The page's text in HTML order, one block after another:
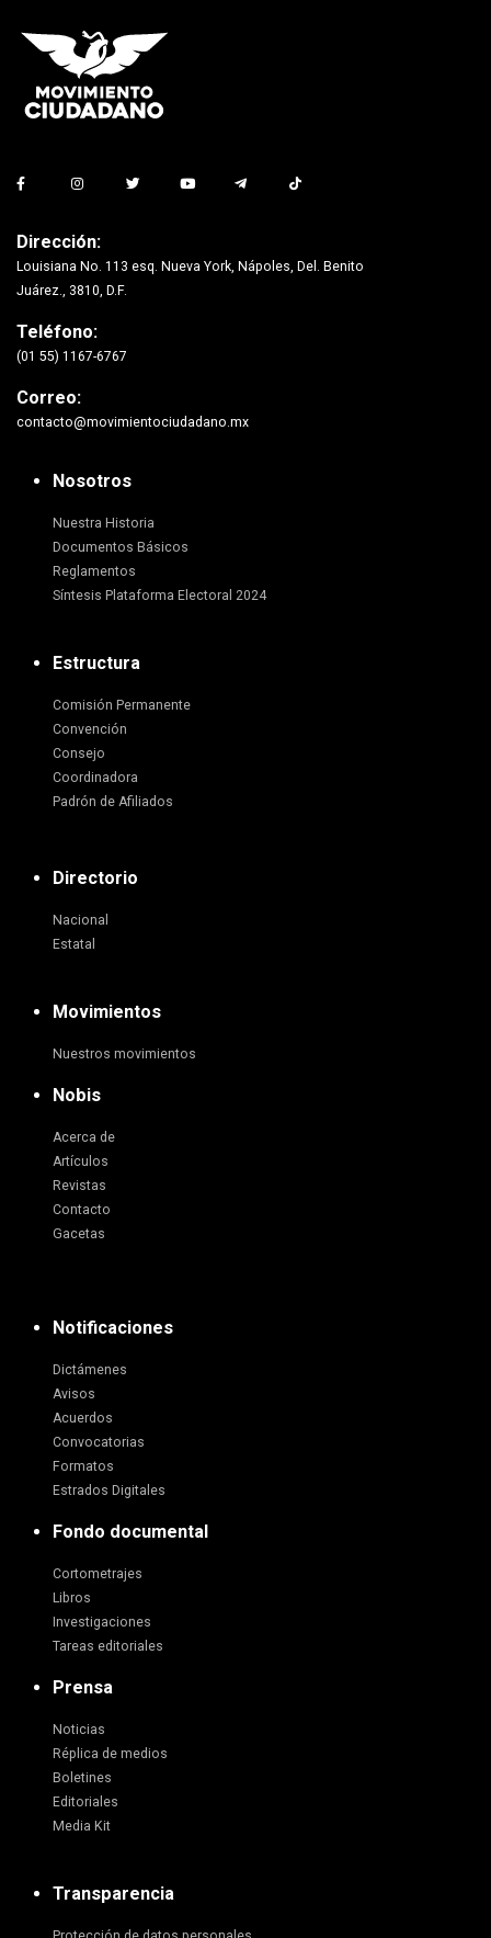
Dirección:
Louisiana No. 113 esq. Nueva York, Nápoles, Del. Benito
Juárez., 3810, D.F.
Teléfono:
(01 55) 1167-6767
Correo:
contacto@movimientociudadano.mx
Nosotros
Nuestra Historia
Documentos Básicos
Reglamentos
Síntesis Plataforma Electoral 2024
Estructura
Comisión Permanente
Convención
Consejo
Coordinadora
Padrón de Afiliados
Directorio
Nacional
Estatal
Movimientos
Nuestros movimientos
Nobis
Acerca de
Artículos
Revistas
Contacto
Gacetas
Notificaciones
Dictámenes
Avisos
Acuerdos
Convocatorias
Formatos
Estrados Digitales
Fondo documental
Cortometrajes
Libros
Investigaciones
Tareas editoriales
Prensa
Noticias
Réplica de medios
Boletines
Editoriales
Media Kit
Transparencia